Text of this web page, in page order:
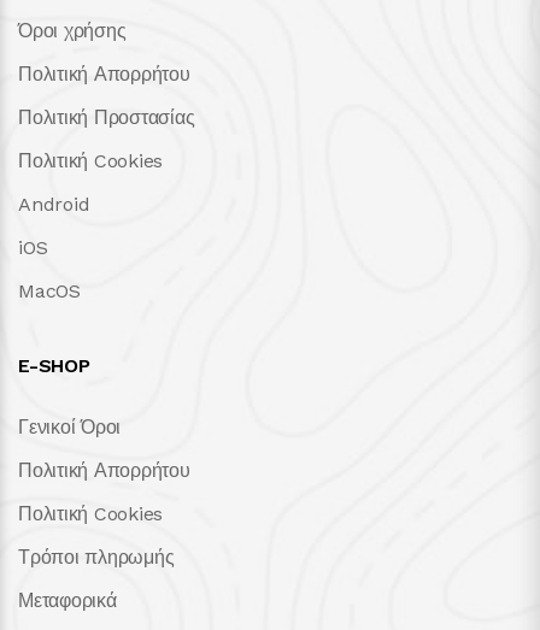
Όροι χρήσης
Πολιτική Απορρήτου
Πολιτική Προστασίας
Πολιτική Cookies
Android
iOS
MacOS
E-SHOP
Γενικοί Όροι
Πολιτική Απορρήτου
Πολιτική Cookies
Τρόποι πληρωμής
Μεταφορικά